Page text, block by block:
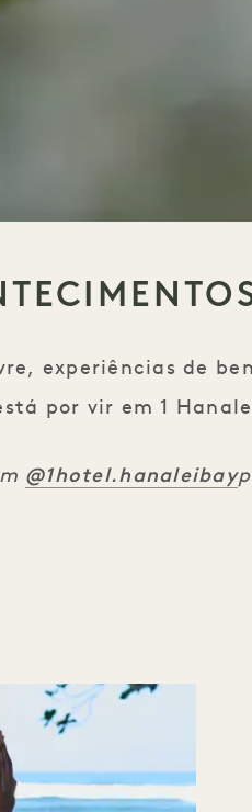
experiências de
por vir em 1
@1hotel.hanaleibay